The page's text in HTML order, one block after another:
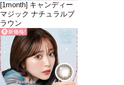
[1month] キャンディー
マジック ナチュラルブ
ラウン